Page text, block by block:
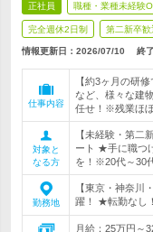
正社員 職種・業種未経験
完全週休2日制 第二新卒歓
情報更新日：2026/07/10 終
仕事内容
【約3ヶ月の研
など、様々な建
任せ！※残業ほ
対象と
なる方
【未経験・第二
ート ★手に職つ
を！※20代～30
勤務地
【東京・神奈
躍！ ★転勤なし
月給：25万円～